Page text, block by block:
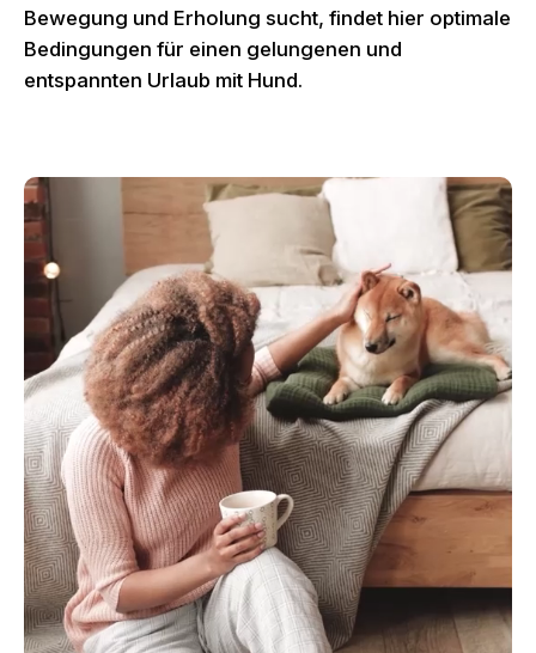
Bewegung und Erholung sucht, findet hier optimale
Bedingungen für einen gelungenen und
entspannten Urlaub mit Hund.